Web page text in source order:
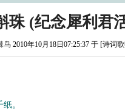
珠 (纪念犀利君
鸟2010年10月18日07:25:37 于 [诗词
。